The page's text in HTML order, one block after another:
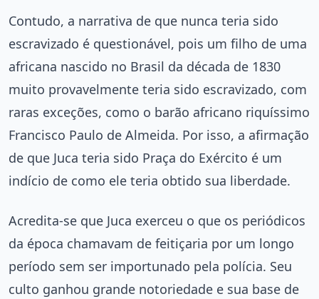
Contudo, a narrativa de que nunca teria sido
escravizado é questionável, pois um filho de uma
africana nascido no Brasil da década de 1830
muito provavelmente teria sido escravizado, com
raras exceções, como o barão africano riquíssimo
Francisco Paulo de Almeida. Por isso, a afirmação
de que Juca teria sido Praça do Exército é um
indício de como ele teria obtido sua liberdade.
Acredita-se que Juca exerceu o que os periódicos
da época chamavam de feitiçaria por um longo
período sem ser importunado pela polícia. Seu
culto ganhou grande notoriedade e sua base de